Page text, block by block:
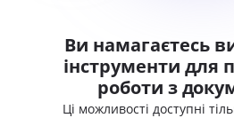
Ви намагаєтесь
інструменти для
роботи з
Ці можливості доступні